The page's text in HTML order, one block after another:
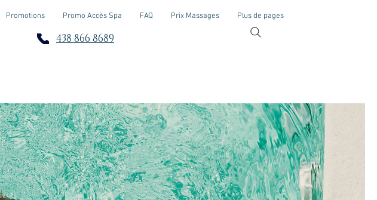
Promotions Promo Accès Spa FAQ Prix Massages Plus de pages
438 866 8689